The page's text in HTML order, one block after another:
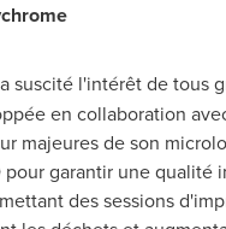
suscité l'intérêt de tous
en collaboration
majeures de son
garantir une
des sessions